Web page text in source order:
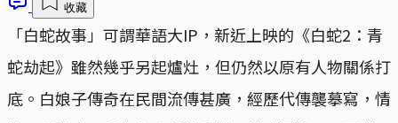
收藏
「白蛇故事」可謂華語大IP，新近上映的《白蛇2：青
蛇劫起》雖然幾乎另起爐灶，但仍然以原有人物關係打
底。白娘子傳奇在民間流傳甚廣，經歷代傳襲摹寫，情